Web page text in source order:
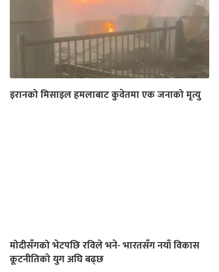
इरानको मिसाइल हमलाबाट कुवेतमा एक जनाको मृत्यु
मोदीसँगको भेटपछि रविले भने- भारतसँग नयाँ विकास
कूटनीतिको युग अघि बढ्छ